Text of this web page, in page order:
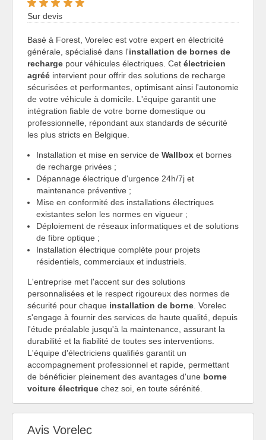
Sur devis
Basé à Forest, Vorelec est votre expert en électricité
générale, spécialisé dans l'installation de bornes de
recharge pour véhicules électriques. Cet électricien
agréé intervient pour offrir des solutions de recharge
sécurisées et performantes, optimisant ainsi l'autonomie
de votre véhicule à domicile. L'équipe garantit une
intégration fiable de votre borne domestique ou
professionnelle, répondant aux standards de sécurité
les plus stricts en Belgique.
Installation et mise en service de Wallbox et bornes
de recharge privées ;
Dépannage électrique d'urgence 24h/7j et
maintenance préventive ;
Mise en conformité des installations électriques
existantes selon les normes en vigueur ;
Déploiement de réseaux informatiques et de solutions
de fibre optique ;
Installation électrique complète pour projets
résidentiels, commerciaux et industriels.
L'entreprise met l'accent sur des solutions
personnalisées et le respect rigoureux des normes de
sécurité pour chaque installation de borne . Vorelec
s'engage à fournir des services de haute qualité, depuis
l'étude préalable jusqu'à la maintenance, assurant la
durabilité et la fiabilité de toutes ses interventions.
L'équipe d'électriciens qualifiés garantit un
accompagnement professionnel et rapide, permettant
de bénéficier pleinement des avantages d'une borne
voiture électrique chez soi, en toute sérénité.
Avis Vorelec